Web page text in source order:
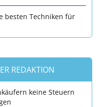
besten Techniken für
REDAKTION
keine Steuern